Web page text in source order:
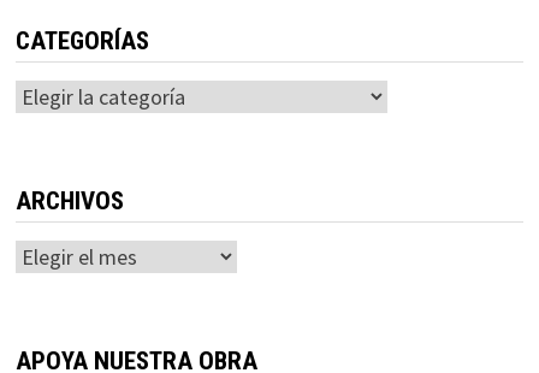
CATEGORÍAS
Categorías
ARCHIVOS
Archivos
APOYA NUESTRA OBRA